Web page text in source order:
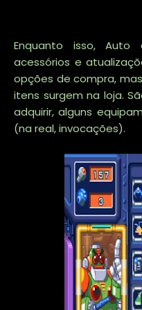
Enquanto isso,
acessórios e
opções de compra,
itens surgem na loja.
adquirir, alguns
(na real, invocações).